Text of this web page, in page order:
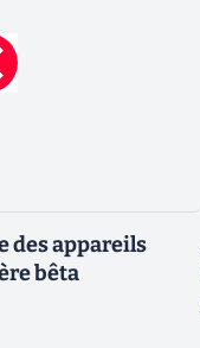
des appareils
bêta